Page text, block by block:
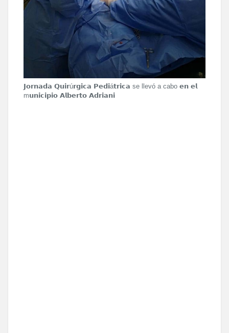
𝗝𝗼𝗿𝗻𝗮𝗱𝗮 𝗤𝘂𝗶𝗿ú𝗿𝗴𝗶𝗰𝗮 𝗣𝗲𝗱𝗶á𝘁𝗿𝗶𝗰𝗮 se llevó a cabo 𝗲𝗻 𝗲𝗹
m𝘂𝗻𝗶𝗰𝗶𝗽𝗶𝗼 𝗔𝗹𝗯𝗲𝗿𝘁𝗼 𝗔𝗱𝗿𝗶𝗮𝗻𝗶